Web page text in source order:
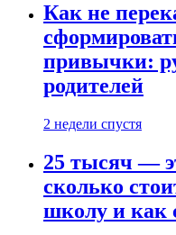
Как не
привычки:
родителей
2 недели спустя
25 тысяч —
сколько
школу и как